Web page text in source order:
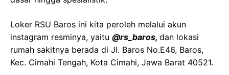
Loker RSU Baros ini kita peroleh melalui akun
instagram resminya, yaitu @rs_baros, dan lokasi
rumah sakitnya berada di Jl. Baros No.E46, Baros,
Kec. Cimahi Tengah, Kota Cimahi, Jawa Barat 40521.